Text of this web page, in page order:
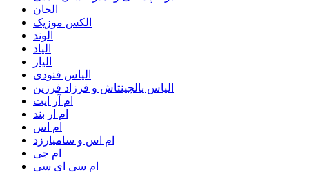
الجان
الکس موزیک
الوند
الیاد
الیاز
الیاس فنودی
الیاس یالچینتاش و فرزاد فرزین
ام آر ایت
ام‌ ار بند
ام اس
ام اس و سامیارزد
ام جی
ام سی ای سی